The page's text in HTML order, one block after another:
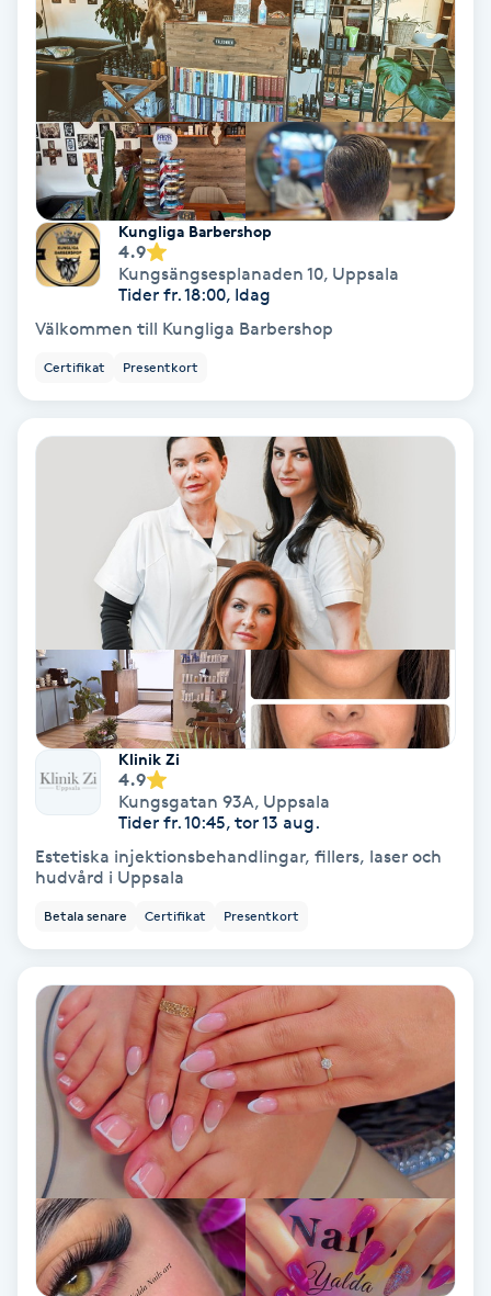
Mixfransar
Nagelförlängning
Nagelförlängning akryl
Nagelförlängning gelé
Nagelförlängning glasfiber
Nagelförlängning silke
Nagelklippning
Nagelsvamp
Nageltrång
Nagelvård
Naglar borttagning
Naglar reparation
Naprapati
Navelpiercing
NBE-massage
Ny frisyr
Olaplex
Olaplexbehandling
Ombre
Kungliga Barbershop
4.9
Kungsängsesplanaden 10, Uppsala
Tider fr. 18:00, Idag
Välkommen till Kungliga Barbershop
Certifikat Presentkort
Klinik Zi
4.9
Kungsgatan 93A, Uppsala
Tider fr. 10:45, tor 13 aug.
Estetiska injektionsbehandlingar, fillers, laser och
hudvård i Uppsala
Betala senare Certifikat Presentkort